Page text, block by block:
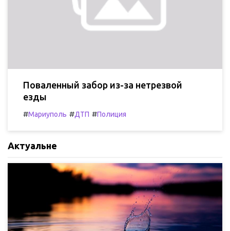
Поваленный забор из-за нетрезвой
езды
#Мариуполь #ДТП #Полиция
Актуальне